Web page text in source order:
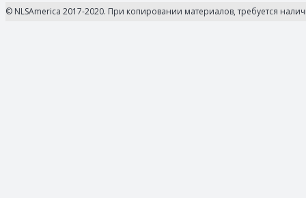
© NLSAmerica 2017-2020. При копировании материалов, требуется